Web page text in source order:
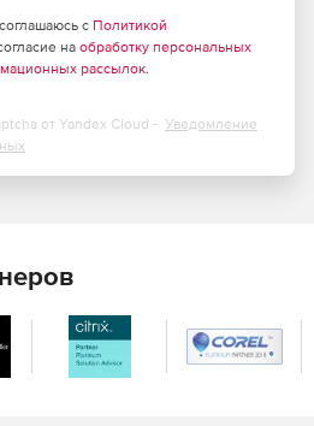
с Политикой
на обработку персональных
рассылок.
от Yandex Cloud - Уведомление